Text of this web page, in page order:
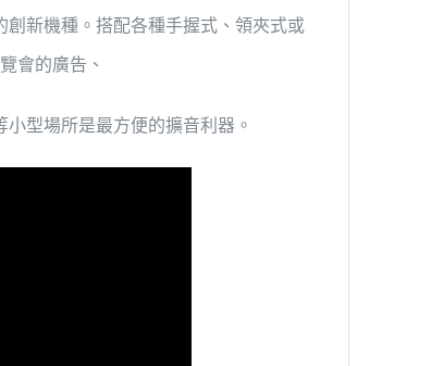
新機種。搭配各種手握式、領夾式或
會的廣告、
型場所是最方便的擴音利器。